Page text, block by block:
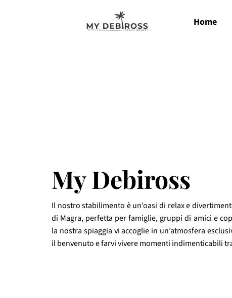
Home
My Debiross
Il nostro stabilimento è un’oasi di relax e
di Magra, perfetta per famiglie, gruppi di amici e
la nostra spiaggia vi accoglie in un’atmosfera
il benvenuto e farvi vivere momenti indimenticabili